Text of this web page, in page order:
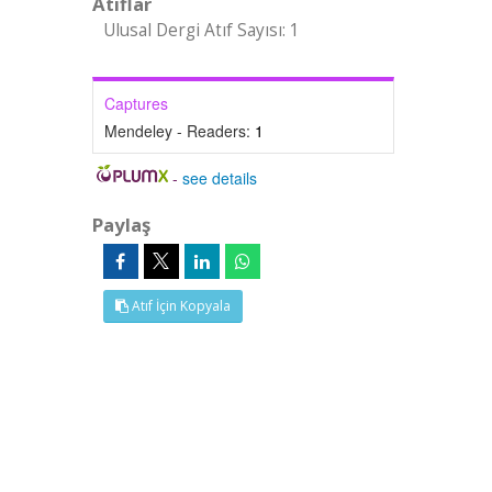
Ulusal Dergi Atıf Sayısı: 1
Captures
Mendeley - Readers: 1
-see details
Paylaş
Atıf İçin Kopyala